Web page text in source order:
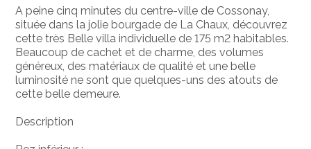
A peine cinq minutes du centre-ville de Cossonay,
située dans la jolie bourgade de La Chaux, découvrez
cette très Belle villa individuelle de 175 m2 habitables.
Beaucoup de cachet et de charme, des volumes
généreux, des matériaux de qualité et une belle
luminosité ne sont que quelques-uns des atouts de
cette belle demeure.
Description